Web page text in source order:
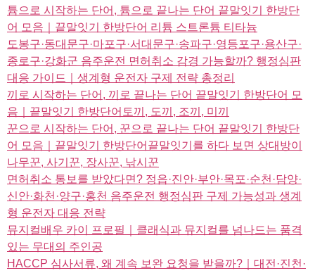
튬으로 시작하는 단어, 튬으로 끝나는 단어 끝말잇기 한방단
어 모음｜끝말잇기 한방단어 리튬 스트론튬 티타늄
도봉구·동대문구·마포구·서대문구·송파구·영등포구·용산구·
종로구·강화군 음주운전 면허취소 감경 가능할까? 행정심판
대응 가이드｜생계형 운전자 구제 전략 총정리
끼로 시작하는 단어, 끼로 끝나는 단어 끝말잇기 한방단어 모
음｜끝말잇기 한방단어토끼, 도끼, 조끼, 미끼
꾼으로 시작하는 단어, 꾼으로 끝나는 단어 끝말잇기 한방단
어 모음｜끝말잇기 한방단어끝말잇기를 하다 보면 상대방이
나무꾼, 사기꾼, 장사꾼, 낚시꾼
면허취소 통보를 받았다면? 정읍·진안·부안·목포·순천·담양·
신안·화천·양구·홍천 음주운전 행정심판 구제 가능성과 생계
형 운전자 대응 전략
뮤지컬배우 카이 프로필｜클래식과 뮤지컬를 넘나드는 품격
있는 무대의 주인공
HACCP 심사서류, 왜 계속 보완 요청을 받을까?｜대전·진천·